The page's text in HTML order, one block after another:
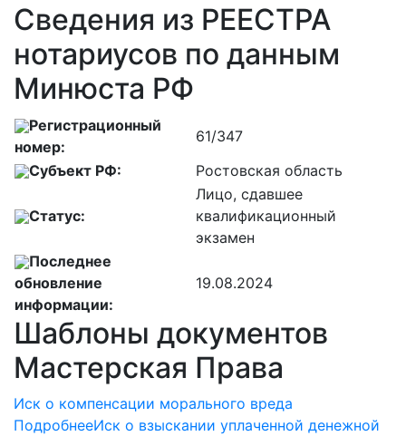
Сведения из РЕЕСТРА
нотариусов по данным
Минюста РФ
Регистрационный
номер:
61/347
Субъект РФ:
Ростовская область
Статус:
Лицо, сдавшее
квалификационный
экзамен
Последнее
обновление
информации:
19.08.2024
Шаблоны документов
Мастерская Права
Иск о компенсации морального вреда
ПодробнееИск о взыскании уплаченной денежной